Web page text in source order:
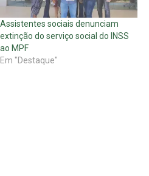
Assistentes sociais denunciam
extinção do serviço social do INSS
ao MPF
Em "Destaque"